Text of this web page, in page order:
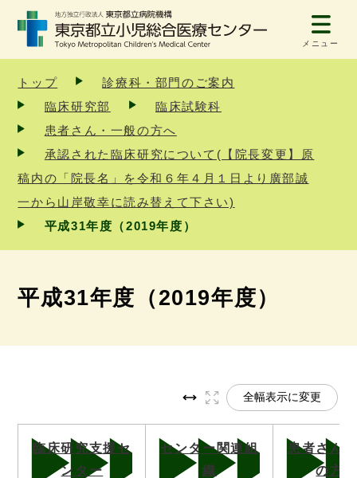
メニュー
トップ
診療科・部門のご案内
臨床研究部
臨床試験科
患者さん・一般の方へ
承認された臨床研究について(【院長変更】原
稿内の「院長名」を令和６年４月１日より廣部誠
一から山岸敬幸に読み替えて下さい)
平成31年度（2019年度）
平成31年度（2019年度）
全幅表示に変更
臨床研究支援セ
ンター
センター関連組
織
患者さん
の方